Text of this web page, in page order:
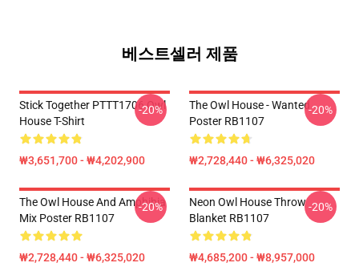
베스트셀러 제품
Stick Together PTTT1706 Owl
House T-Shirt
₩3,651,700 - ₩4,202,900
-20%
The Owl House - Wanted
Poster RB1107
₩2,728,440 - ₩6,325,020
-20%
The Owl House And Amphibia
Mix Poster RB1107
₩2,728,440 - ₩6,325,020
-20%
Neon Owl House Throw
Blanket RB1107
₩4,685,200 - ₩8,957,000
-20%